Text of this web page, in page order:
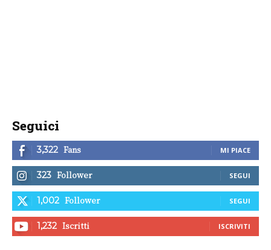
Seguici
3,322 Fans MI PIACE
323 Follower SEGUI
1,002 Follower SEGUI
1,232 Iscritti ISCRIVITI